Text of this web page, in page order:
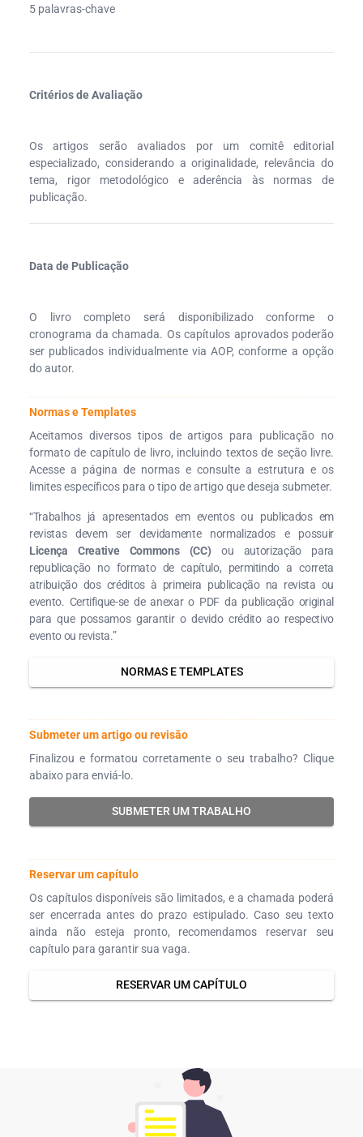
5 palavras-chave
Critérios de Avaliação
Os artigos serão avaliados por um comitê editorial
especializado, considerando a originalidade, relevância do
tema, rigor metodológico e aderência às normas de
publicação.
Data de Publicação
O livro completo será disponibilizado conforme o
cronograma da chamada. Os capítulos aprovados poderão
ser publicados individualmente via AOP, conforme a opção
do autor.
Normas e Templates
Aceitamos diversos tipos de artigos para publicação no
formato de capítulo de livro, incluindo textos de seção livre.
Acesse a página de normas e consulte a estrutura e os
limites específicos para o tipo de artigo que deseja submeter.
“Trabalhos já apresentados em eventos ou publicados em
revistas devem ser devidamente normalizados e possuir
Licença Creative Commons (CC) ou autorização para
republicação no formato de capítulo, permitindo a correta
atribuição dos créditos à primeira publicação na revista ou
evento. Certifique-se de anexar o PDF da publicação original
para que possamos garantir o devido crédito ao respectivo
evento ou revista.”
NORMAS E TEMPLATES
Submeter um artigo ou revisão
Finalizou e formatou corretamente o seu trabalho? Clique
abaixo para enviá-lo.
SUBMETER UM TRABALHO
Reservar um capítulo
Os capítulos disponíveis são limitados, e a chamada poderá
ser encerrada antes do prazo estipulado. Caso seu texto
ainda não esteja pronto, recomendamos reservar seu
capítulo para garantir sua vaga.
RESERVAR UM CAPÍTULO